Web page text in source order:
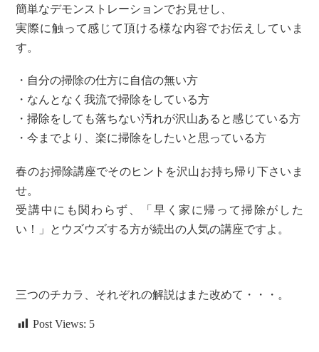
簡単なデモンストレーションでお見せし、
実際に触って感じて頂ける様な内容でお伝えしていま
す。
・自分の掃除の仕方に自信の無い方
・なんとなく我流で掃除をしている方
・掃除をしても落ちない汚れが沢山あると感じている方
・今までより、楽に掃除をしたいと思っている方
春のお掃除講座でそのヒントを沢山お持ち帰り下さいま
せ。
受講中にも関わらず、「早く家に帰って掃除がした
い！」とウズウズする方が続出の人気の講座ですよ。
三つのチカラ、それぞれの解説はまた改めて・・・。
Post Views: 5